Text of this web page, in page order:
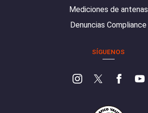
Mediciones de antenas
Denuncias Compliance
SÍGUENOS